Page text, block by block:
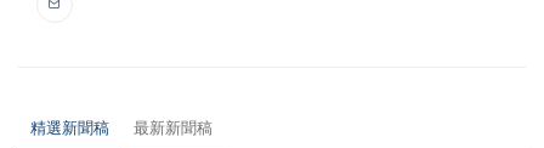
精選新聞稿 最新新聞稿